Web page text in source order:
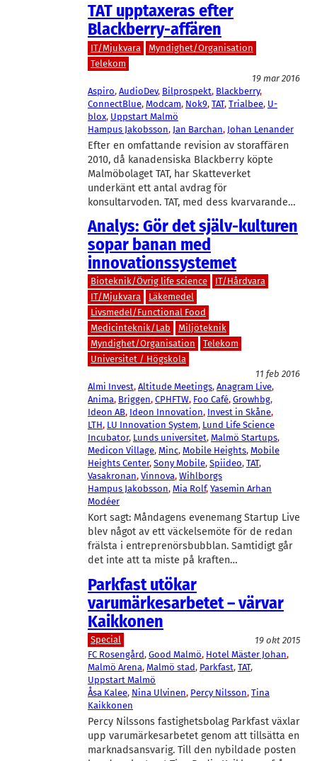
TAT upptaxeras efter
Blackberry-affären
IT/Mjukvara
Myndighet/Organisation
Telekom
19 mar 2016
Aspiro, AudioDev, Bilprospekt, Blackberry
ConnectBlue, Modcam, Nok9, TAT, Trialbee, U-
blox, Uppstart Malmö
Hampus Jakobsson, Jan Barchan, Johan Lenander
Efter en omfattande revision av storaffären
2010, då kanadensiska Blackberry köpte
Malmöbolaget TAT, har Skatteverket
underkänt ett antal avdrag för
konsultarvoden. TAT, med dess kvarvarande…
Analys: Gör det själv-kulturen
sopar banan med
innovationssystemet
Bioteknik/Övrig life science
IT/Hårdvara
IT/Mjukvara
Läkemedel
Livsmedel/Functional Food
Medicinteknik/Lab
Miljöteknik
Myndighet/Organisation
Telekom
Universitet / Högskola
11 feb 2016
Almi Invest, Altitude Meetings, Anagram Live
Anima, Briggen, CPHFTW, Foo Café, Growhbg
Ideon AB, Ideon Innovation, Invest in Skåne
LTH, LU Innovation System, Lund Life Science
Incubator, Lunds universitet, Malmö Startups
Medicon Village, Minc, Mobile Heights, Mobile
Heights Center, Sony Mobile, Spiideo, TAT
Vasakronan, Vinnova, Wihlborgs
Hampus Jakobsson, Mia Rolf, Yasemin Arhan
Modéer
Kort sagt: Måndagens evenemang Startup Live
blev något av ett väckelsemöte för de redan
frälsta i entreprenörsbubblan. Samtidigt går
det inte att ta miste på kraften…
Parkfast utökar
varumärkesarbetet – värvar
Kaikkonen
Special
19 okt 2015
FC Rosengård, Good Malmö, Hotel Mäster Johan
Malmö Arena, Malmö stad, Parkfast, TAT
Uppstart Malmö
Åsa Kalee, Nina Ulvinen, Percy Nilsson, Tina
Kaikkonen
Percy Nilssons fastighetsbolag Parkfast växlar
upp varumärkesarbetet genom att tillsätta en
marknadsansvarig. Till den nybildade posten